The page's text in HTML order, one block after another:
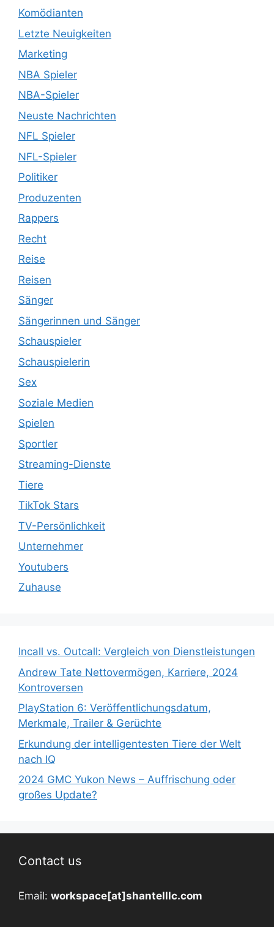
Komödianten
Letzte Neuigkeiten
Marketing
NBA Spieler
NBA-Spieler
Neuste Nachrichten
NFL Spieler
NFL-Spieler
Politiker
Produzenten
Rappers
Recht
Reise
Reisen
Sänger
Sängerinnen und Sänger
Schauspieler
Schauspielerin
Sex
Soziale Medien
Spielen
Sportler
Streaming-Dienste
Tiere
TikTok Stars
TV-Persönlichkeit
Unternehmer
Youtubers
Zuhause
Incall vs. Outcall: Vergleich von Dienstleistungen
Andrew Tate Nettovermögen, Karriere, 2024
Kontroversen
PlayStation 6: Veröffentlichungsdatum,
Merkmale, Trailer & Gerüchte
Erkundung der intelligentesten Tiere der Welt
nach IQ
2024 GMC Yukon News – Auffrischung oder
großes Update?
Contact us
Email: workspace[at]shantelllc.com